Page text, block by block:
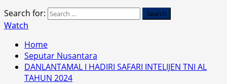
Search for:
Watch
Home
Seputar Nusantara
DANLANTAMAL I HADIRI SAFARI INTELIJEN TNI AL
TAHUN 2024